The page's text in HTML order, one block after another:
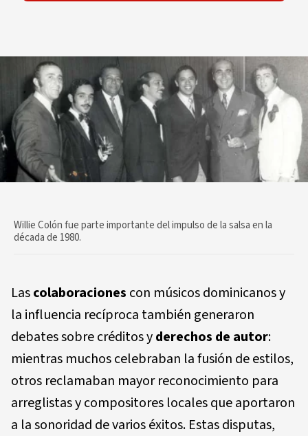
Willie Colón fue parte importante del impulso de la salsa en la
década de 1980.
Lascolaboraciones con músicos dominicanos y
la influencia recíproca también generaron
debates sobre créditos yderechos de autor:
mientras muchos celebraban la fusión de estilos,
otros reclamaban mayor reconocimiento para
arreglistas y compositores locales que aportaron
a la sonoridad de varios éxitos. Estas disputas,